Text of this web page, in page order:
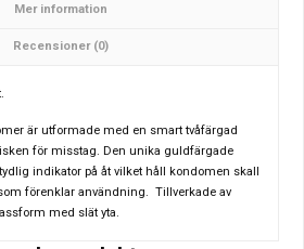
Mer information
Recensioner (0)
är utformade med en smart tvåfärgad
för misstag. Den unika guldfärgade
indikator på åt vilket håll kondomen skall
förenklar användning. Tillverkade av
med slät yta.